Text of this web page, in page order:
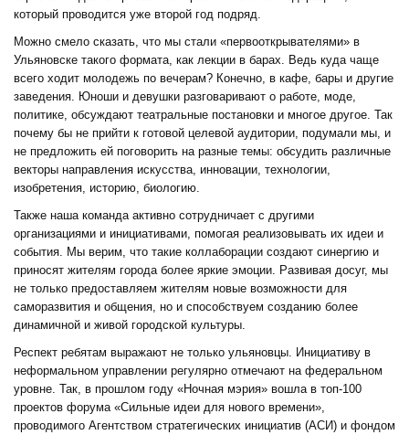
который проводится уже второй год подряд.
Можно смело сказать, что мы стали «первооткрывателями» в
Ульяновске такого формата, как лекции в барах. Ведь куда чаще
всего ходит молодежь по вечерам? Конечно, в кафе, бары и другие
заведения. Юноши и девушки разговаривают о работе, моде,
политике, обсуждают театральные постановки и многое другое. Так
почему бы не прийти к готовой целевой аудитории, подумали мы, и
не предложить ей поговорить на разные темы: обсудить различные
векторы направления искусства, инновации, технологии,
изобретения, историю, биологию.
Также наша команда активно сотрудничает с другими
организациями и инициативами, помогая реализовывать их идеи и
события. Мы верим, что такие коллаборации создают синергию и
приносят жителям города более яркие эмоции. Развивая досуг, мы
не только предоставляем жителям новые возможности для
саморазвития и общения, но и способствуем созданию более
динамичной и живой городской культуры.
Респект ребятам выражают не только ульяновцы. Инициативу в
неформальном управлении регулярно отмечают на федеральном
уровне. Так, в прошлом году «Ночная мэрия» вошла в топ-100
проектов форума «Сильные идеи для нового времени»,
проводимого Агентством стратегических инициатив (АСИ) и фондом